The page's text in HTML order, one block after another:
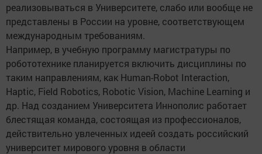
реализовываться в Университете, слабо или вообще не
представлены в России на уровне, соответствующем
международным требованиям.
Например, в учебную программу магистратуры по
робототехнике планируется включить дисциплины по
таким направлениям, как Human-Robot Interaction,
Haptic, Field Robotics, Robotic Vision, Machine Learning и
др. Над созданием Университета Иннополис работает
блестящая команда, состоящая из профессионалов,
действительно увлеченных идеей создать российский
университет мирового уровня в области